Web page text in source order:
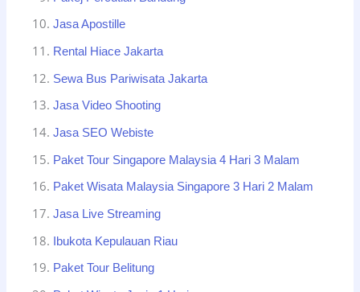
Jasa Apostille
Rental Hiace Jakarta
Sewa Bus Pariwisata Jakarta
Jasa Video Shooting
Jasa SEO Webiste
Paket Tour Singapore Malaysia 4 Hari 3 Malam
Paket Wisata Malaysia Singapore 3 Hari 2 Malam
Jasa Live Streaming
Ibukota Kepulauan Riau
Paket Tour Belitung